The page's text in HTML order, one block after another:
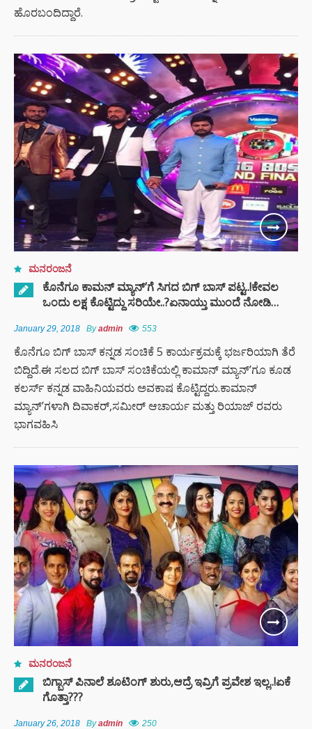
ಹೊರಬಂದಿದ್ದಾರೆ.
ಮನರಂಜನೆ
ಕೊನೆಗೂ ಕಾಮನ್ ಮ್ಯಾನ್’ಗೆ ಸಿಗದ ಬಿಗ್ ಬಾಸ್ ಪಟ್ಟ..!ಕೇವಲ
ಒಂದು ಲಕ್ಷ ಕೊಟ್ಟಿದ್ದು ಸರಿಯೇ..?ಏನಾಯ್ತು ಮುಂದೆ ನೋಡಿ…
January 29, 2018 Byadmin 553
ಕೊನೆಗೂ ಬಿಗ್ ಬಾಸ್ ಕನ್ನಡ ಸಂಚಿಕೆ 5 ಕಾರ್ಯಕ್ರಮಕ್ಕೆ ಭರ್ಜರಿಯಾಗಿ ತೆರೆ
ಬಿದ್ದಿದೆ.ಈ ಸಲದ ಬಿಗ್ ಬಾಸ್ ಸಂಚಿಕೆಯಲ್ಲಿ ಕಾಮಾನ್ ಮ್ಯಾನ್’ಗೂ ಕೂಡ
ಕಲರ್ಸ್ ಕನ್ನಡ ವಾಹಿನಿಯವರು ಅವಕಾಷ ಕೊಟ್ಟಿದ್ದರು.ಕಾಮಾನ್
ಮ್ಯಾನ್’ಗಳಾಗಿ ದಿವಾಕರ್,ಸಮೀರ್ ಆಚಾರ್ಯ ಮತ್ತು ರಿಯಾಜ್ ರವರು
ಭಾಗವಹಿಸಿ
ಮನರಂಜನೆ
ಬಿಗ್ಬಾಸ್ ಪಿನಾಲೆ ಶೂಟಿಂಗ್ ಶುರು,ಆದ್ರೆ ಇವ್ರಿಗೆ ಪ್ರವೇಶ ಇಲ್ಲ..!ಏಕೆ
ಗೊತ್ತಾ???
January 26, 2018 Byadmin 250